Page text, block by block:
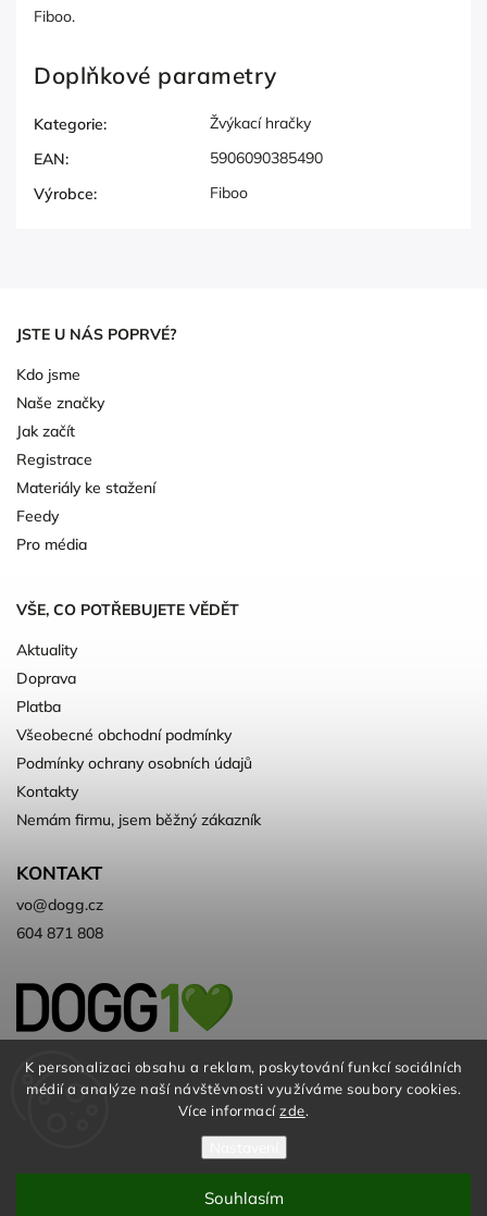
K personalizaci obsahu a reklam, poskytování funkcí sociálních
médií a analýze naší návštěvnosti využíváme soubory cookies.
Více informacízde.
Souhlasím
Fiboo.
Doplňkové parametry
Kategorie:
Žvýkací hračky
EAN:
5906090385490
Výrobce: Fiboo
JSTE U NÁS POPRVÉ?
Kdo jsme
Naše značky
Jak začít
Registrace
Materiály ke stažení
Feedy
Pro média
VŠE, CO POTŘEBUJETE VĚDĚT
Aktuality
Doprava
Platba
Všeobecné obchodní podmínky
Podmínky ochrany osobních údajů
Kontakty
Nemám firmu, jsem běžný zákazník
KONTAKT
vo@dogg.cz
604 871 808
Velkoobchod kvalitních a ♻️eko
chovatelských potřeb. Už 10 let